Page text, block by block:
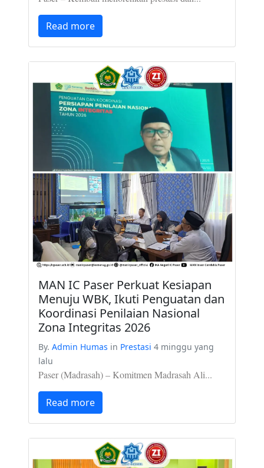
Read more
MAN IC Paser Perkuat Kesiapan
Menuju WBK, Ikuti Penguatan dan
Koordinasi Penilaian Nasional
Zona Integritas 2026
By. Admin Humas in Prestasi 4 minggu yang
lalu
Paser (Madrasah) – Komitmen Madrasah Ali...
Read more